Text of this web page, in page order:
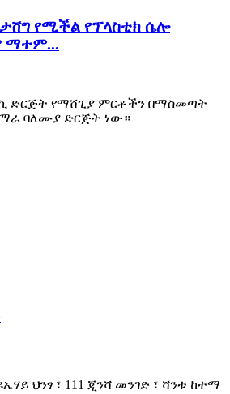
የሚችል የፕላስቲክ ሴሎ
ማተም...
ድርጅት የማሸጊያ ምርቶችን በማስመጣት
ባለሙያ ድርጅት ነው።
ህንፃ ፣ 111 ጂንሻ መንገድ ፣ ሻንቱ ከተማ